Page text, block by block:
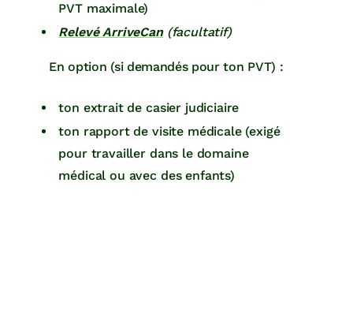
PVT maximale)
Relevé ArriveCan(facultatif)
En option (si demandés pour ton PVT) :
ton extrait de casier judiciaire
ton rapport de visite médicale (exigé
pour travailler dans le domaine
médical ou avec des enfants)